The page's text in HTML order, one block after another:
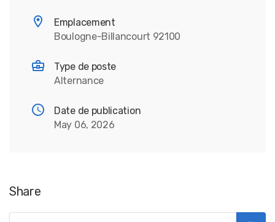
Emplacement
Boulogne-Billancourt 92100
Type de poste
Alternance
Date de publication
May 06, 2026
Share